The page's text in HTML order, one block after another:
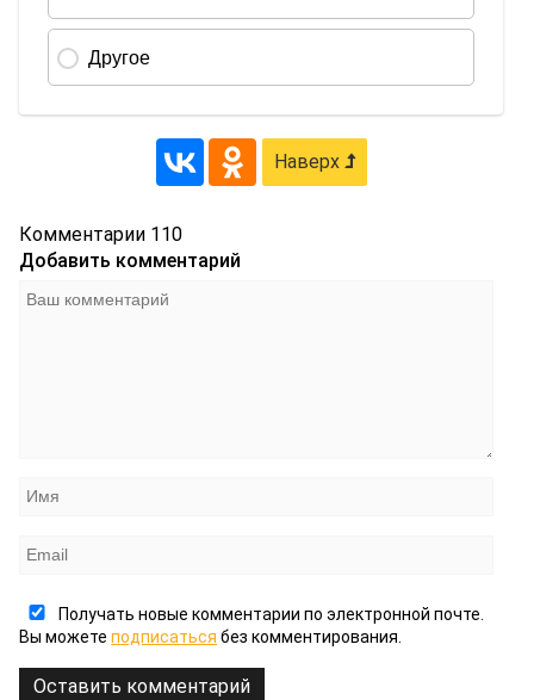
Наверх
Комментарии 110
Добавить комментарий
Получать новые комментарии по электронной почте.
Вы можетеподписаться без комментирования.
Оставить комментарий